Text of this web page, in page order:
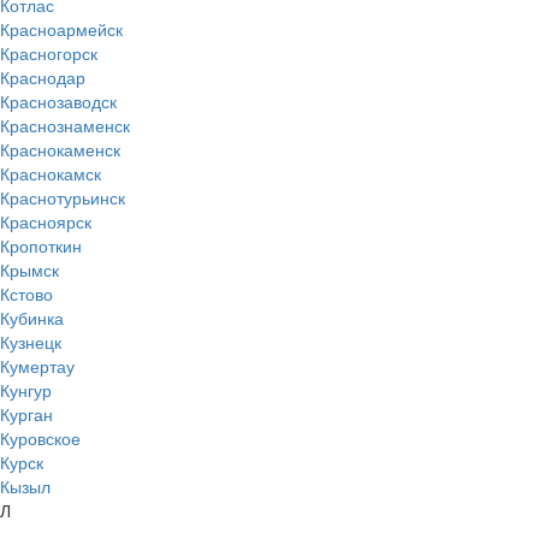
Котлас
Красноармейск
Красногорск
Краснодар
Краснозаводск
Краснознаменск
Краснокаменск
Краснокамск
Краснотурьинск
Красноярск
Кропоткин
Крымск
Кстово
Кубинка
Кузнецк
Кумертау
Кунгур
Курган
Куровское
Курск
Кызыл
Л